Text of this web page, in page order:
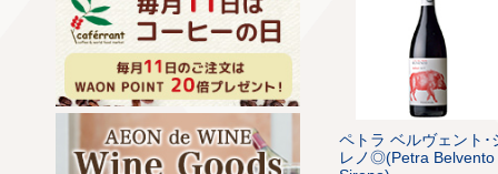
ペトラ ベルヴェント･
レノ◎(Petra Belvento